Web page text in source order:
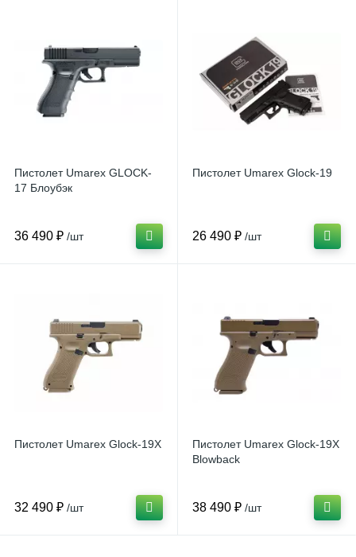
Пистолет Umarex GLOCK-
17 Блоубэк
36 490 ₽ /шт
Пистолет Umarex Glock-19
26 490 ₽ /шт
Пистолет Umarex Glock-19X
32 490 ₽ /шт
Пистолет Umarex Glock-19X
Blowback
38 490 ₽ /шт